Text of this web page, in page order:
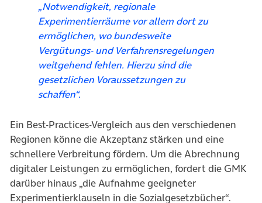
„Notwendigkeit, regionale
Experimentierräume vor allem dort zu
ermöglichen, wo bundesweite
Vergütungs- und Verfahrensregelungen
weitgehend fehlen. Hierzu sind die
gesetzlichen Voraussetzungen zu
schaffen“.
Ein Best-Practices-Vergleich aus den verschiedenen
Regionen könne die Akzeptanz stärken und eine
schnellere Verbreitung fördern. Um die Abrechnung
digitaler Leistungen zu ermöglichen, fordert die GMK
darüber hinaus „die Aufnahme geeigneter
Experimentierklauseln in die Sozialgesetzbücher“.